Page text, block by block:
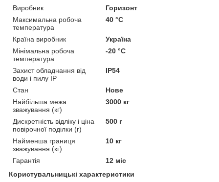
Виробник
Горизонт
Максимальна робоча
температура
40 °С
Країна виробник
Україна
Мінімальна робоча
температура
-20 °С
Захист обладнання від
води і пилу IP
IP54
Стан
Нове
Найбільша межа
зважування (кг)
3000 кг
Дискретність відліку і ціна
повірочної поділки (г)
500 г
Найменша границя
зважування (кг)
10 кг
Гарантія
12 міс
Користувальницькі характеристики